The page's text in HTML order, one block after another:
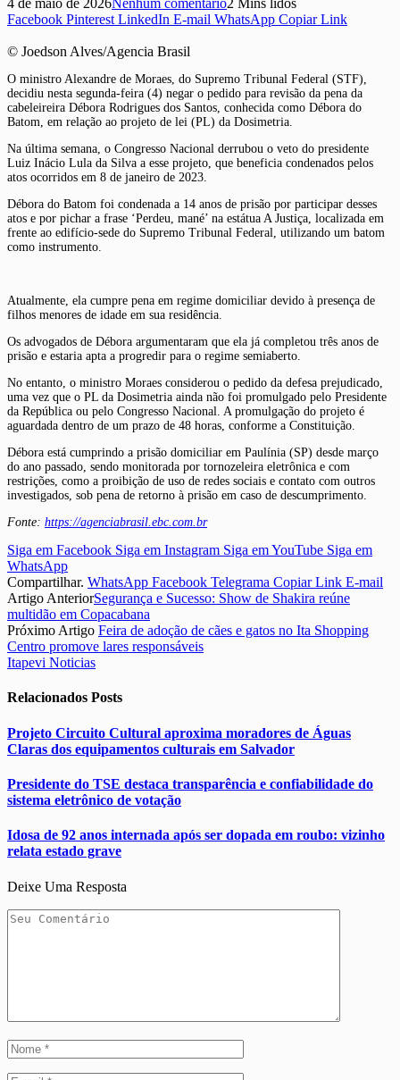
4 de maio de 2026Nenhum comentário2 Mins lidos
Facebook Pinterest LinkedIn E-mail WhatsApp Copiar Link
© Joedson Alves/Agencia Brasil
O ministro Alexandre de Moraes, do Supremo Tribunal Federal (STF),
decidiu nesta segunda-feira (4) negar o pedido para revisão da pena da
cabeleireira Débora Rodrigues dos Santos, conhecida como Débora do
Batom, em relação ao projeto de lei (PL) da Dosimetria.
Na última semana, o Congresso Nacional derrubou o veto do presidente
Luiz Inácio Lula da Silva a esse projeto, que beneficia condenados pelos
atos ocorridos em 8 de janeiro de 2023.
Débora do Batom foi condenada a 14 anos de prisão por participar desses
atos e por pichar a frase ‘Perdeu, mané’ na estátua A Justiça, localizada em
frente ao edifício-sede do Supremo Tribunal Federal, utilizando um batom
como instrumento.
Atualmente, ela cumpre pena em regime domiciliar devido à presença de
filhos menores de idade em sua residência.
Os advogados de Débora argumentaram que ela já completou três anos de
prisão e estaria apta a progredir para o regime semiaberto.
No entanto, o ministro Moraes considerou o pedido da defesa prejudicado,
uma vez que o PL da Dosimetria ainda não foi promulgado pelo Presidente
da República ou pelo Congresso Nacional. A promulgação do projeto é
aguardada dentro de um prazo de 48 horas, conforme a Constituição.
Débora está cumprindo a prisão domiciliar em Paulínia (SP) desde março
do ano passado, sendo monitorada por tornozeleira eletrônica e com
restrições, como a proibição de uso de redes sociais e contato com outros
investigados, sob pena de retorno à prisão em caso de descumprimento.
Fonte: https://agenciabrasil.ebc.com.br
Siga em Facebook Siga em Instagram Siga em YouTube Siga em
WhatsApp
Compartilhar. WhatsApp Facebook Telegrama Copiar Link E-mail
Artigo AnteriorSegurança e Sucesso: Show de Shakira reúne
multidão em Copacabana
Próximo Artigo Feira de adoção de cães e gatos no Ita Shopping
Centro promove lares responsáveis
Itapevi Noticias
Relacionados Posts
Projeto Circuito Cultural aproxima moradores de Águas
Claras dos equipamentos culturais em Salvador
Presidente do TSE destaca transparência e confiabilidade do
sistema eletrônico de votação
Idosa de 92 anos internada após ser dopada em roubo: vizinho
relata estado grave
Deixe Uma Resposta